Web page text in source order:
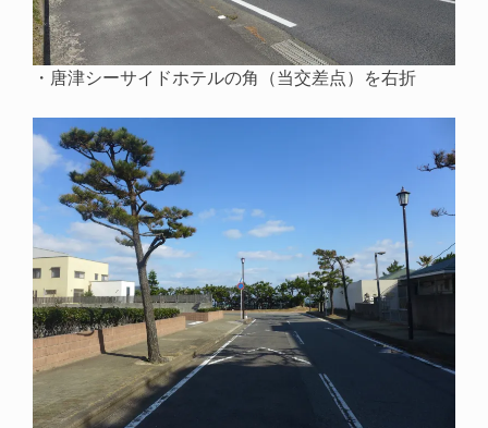
・唐津シーサイドホテルの角（当交差点）を右折